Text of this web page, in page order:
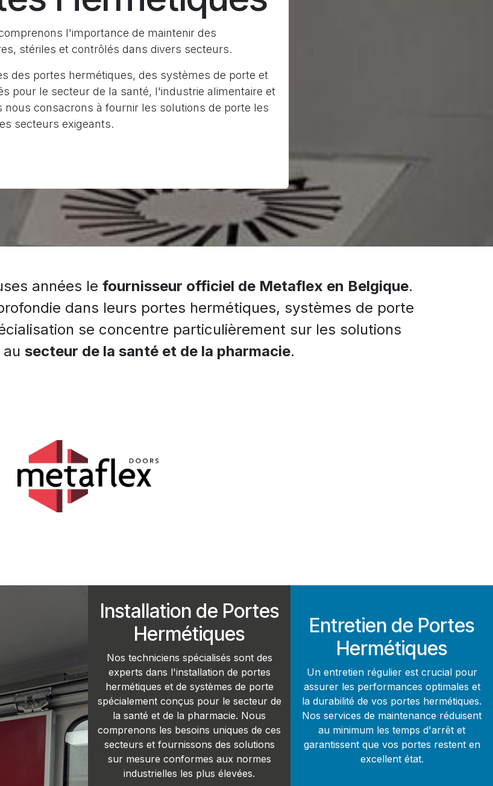
l'importance de maintenir des
stériles et contrôlés dans divers secteurs.
des portes hermétiques, des systèmes de porte et
pour le secteur de la santé, l'industrie alimentaire et
nous consacrons à fournir les solutions de porte les
secteurs exigeants.
années le fournisseur officiel de Metaflex en Belgique.
dans leurs portes hermétiques, systèmes de porte
se concentre particulièrement sur les solutions
secteur de la santé et de la pharmacie.
Installation de Portes
Hermétiques
Nos techniciens spécialisés sont des
experts dans l'installation de portes
hermétiques et de systèmes de porte
spécialement conçus pour le secteur de
la santé et de la pharmacie. Nous
comprenons les besoins uniques de ces
secteurs et fournissons des solutions
sur mesure conformes aux normes
industrielles les plus élevées.
Entretien de Portes
Hermétiques
Un entretien régulier est crucial pour
assurer les performances optimales et
la durabilité de vos portes hermétiques.
Nos services de maintenance réduisent
au minimum les temps d'arrêt et
garantissent que vos portes restent en
excellent état.